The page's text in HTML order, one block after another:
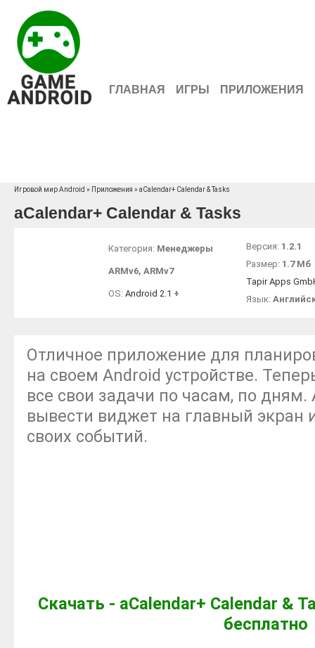
ГЛАВНАЯ ИГРЫ ПРИЛОЖЕНИЯ
Игровой мир Android » Приложения » aCalendar+ Calendar & Tasks
aCalendar+ Calendar & Tasks
Категория: Менеджеры
ARMv6, ARMv7
OS: Android 2.1 +
Версия: 1.2.1
Размер: 1.7 Мб
Tapir Apps
Язык:
Отличное приложение для
на своем Android устройстве.
все свои задачи по часам, по
вывести виджет на главный экран
своих событий.
Скачать - aCalendar+ Calendar &
бесплатно